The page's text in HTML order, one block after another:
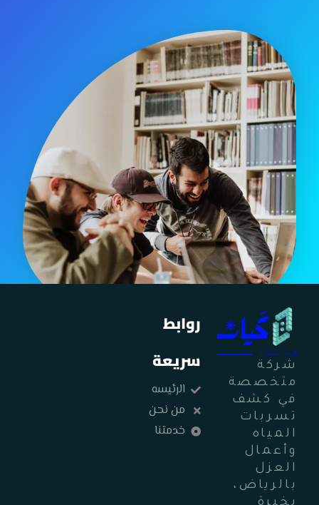
شركة
متخصصة
في كشف
تسربات
المياه
وأعمال
العزل
بالرياض،
روابط
سريعة
الرئيسه
من نحن
خدمتنا